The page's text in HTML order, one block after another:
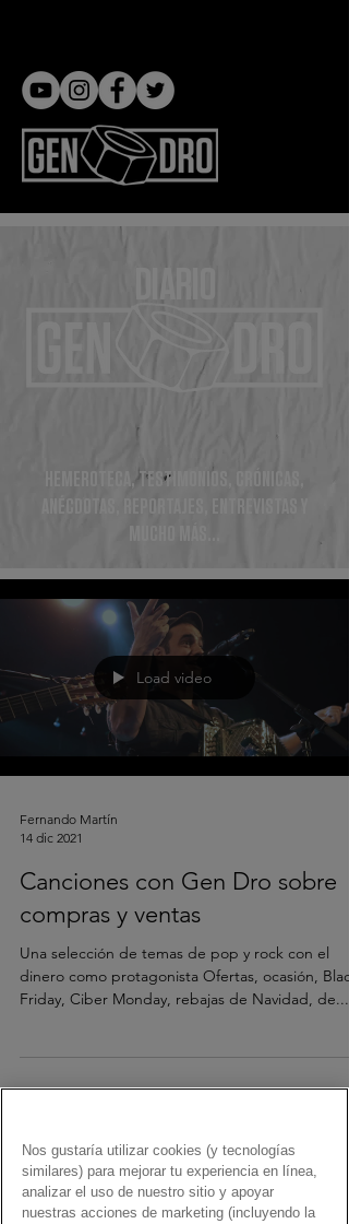
DIARIO
HEMEROTECA, TESTIMONIOS, CRÓNICAS,
ANÉCDOTAS, REPORTAJES, ENTREVISTAS Y
Load video
Fernando Martín
14 dic 2021
Canciones con Gen Dro sobre
compras y ventas
Una selección de temas de pop y rock con el
dinero como protagonista Ofertas, ocasión, Black
Friday, Ciber Monday, rebajas de Navidad, de...
Load video
Nos gustaría utilizar cookies (y tecnologías
similares) para mejorar tu experiencia en línea,
analizar el uso de nuestro sitio y apoyar
nuestras acciones de marketing (incluyendo la